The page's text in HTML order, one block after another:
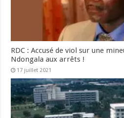
RDC : Accusé de viol sur une
Ndongala aux arrêts !
17 juillet 2021